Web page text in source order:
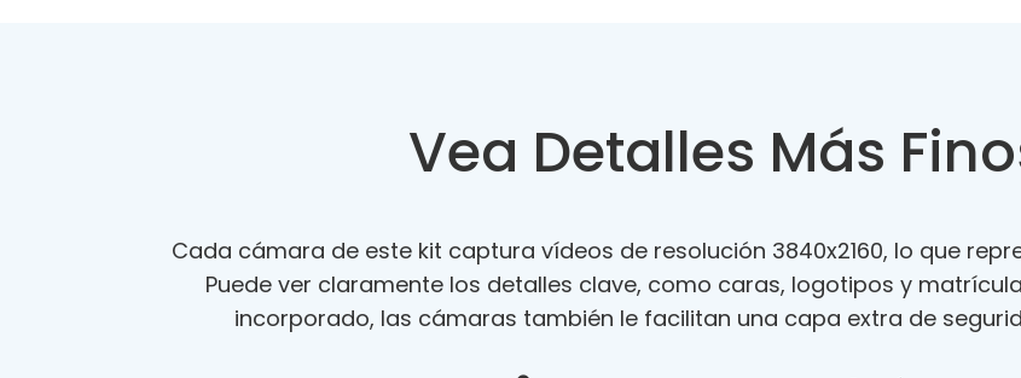
Vea Detalles Más
Cada cámara de este kit captura vídeos de resolución 3840x2160, lo que
Puede ver claramente los detalles clave, como caras, logotipos y
incorporado, las cámaras también le facilitan una capa extra de